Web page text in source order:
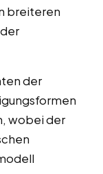
breiteren
der
wobei der